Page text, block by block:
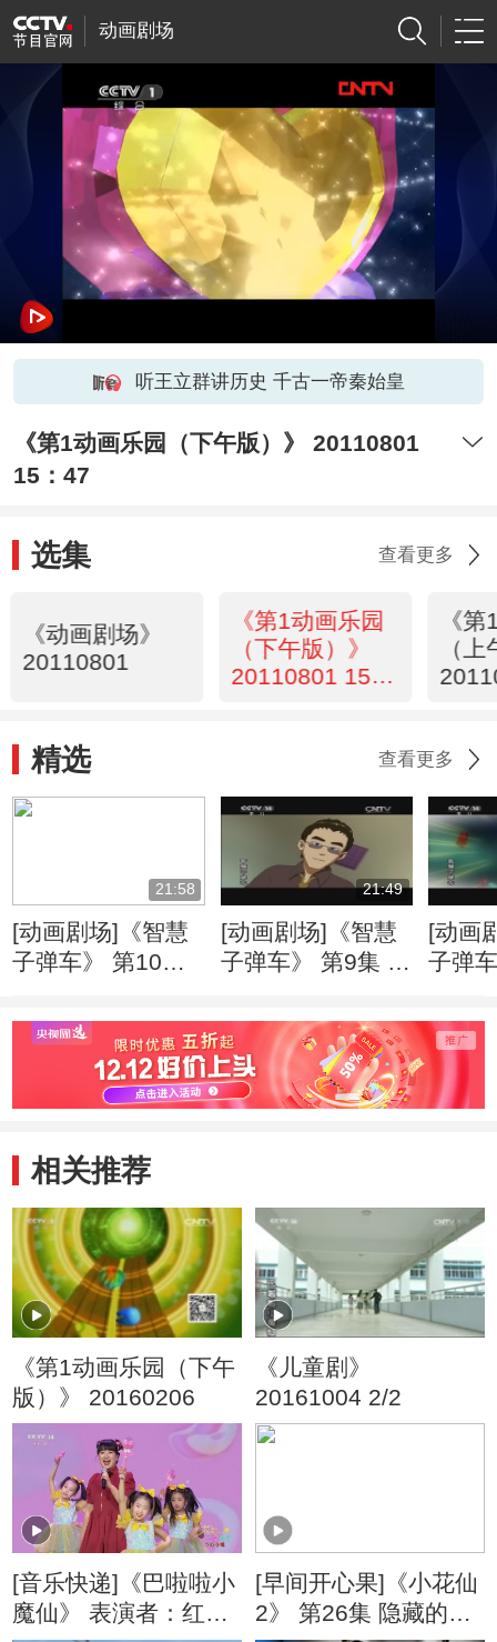
动画剧场
听王立群讲历史 千古一帝秦始皇
《第1动画乐园（下午版）》 20110801
15：47
选集 查看更多
《动画剧场》
20110801
《第1动画乐园
（下午版）》
20110801 15：
《
（
精选 查看更多
21:58
[动画剧场]《智慧
子弹车》 第10集
21:49
[动画剧场]《智慧
子弹车》 第9集 云
[动画
子弹
手》
相关推荐
《第1动画乐园（下午
版）》 20160206
《儿童剧》
20161004 2/2
[音乐快递]《巴啦啦小
魔仙》 表演者：红果
[早间开心果]《小花仙
2》 第26集 隐藏的真